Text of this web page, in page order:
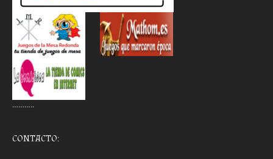
………..
CONTACTO: